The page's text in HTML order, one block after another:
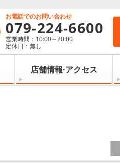
お電話でのお問い合わせ
079-224-6600
営業時間：10:00～20:00
定休日：無し
店舗情報·アクセス